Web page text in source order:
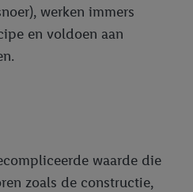
werken immers
en voldoen aan
waarde die
zoals de constructie,